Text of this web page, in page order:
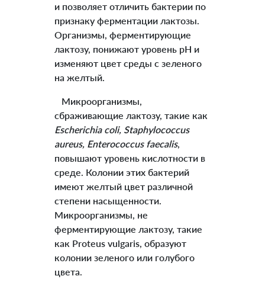
и позволяет отличить бактерии по
признаку ферментации лактозы.
Организмы, ферментирующие
лактозу, понижают уровень рН и
изменяют цвет среды с зеленого
на желтый.
Микроорганизмы,
сбраживающие лактозу, такие как
Escherichia coli, Staphylococcus
aureus, Enterococcus faecalis,
повышают уровень кислотности в
среде. Колонии этих бактерий
имеют желтый цвет различной
степени насыщенности.
Микроорганизмы, не
ферментирующие лактозу, такие
как Proteus vulgaris, образуют
колонии зеленого или голубого
цвета.